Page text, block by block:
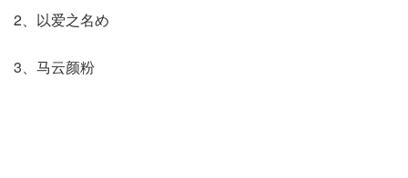
2、以爱之名め
3、马云颜粉